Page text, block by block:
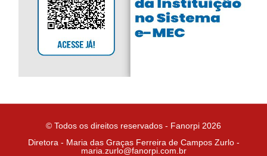
© Todos os direitos reservados - Fanorpi 2026
Diretora - Maria das Graças Ferreira de Campos Zurlo -
maria.zurlo@fanorpi.com.br